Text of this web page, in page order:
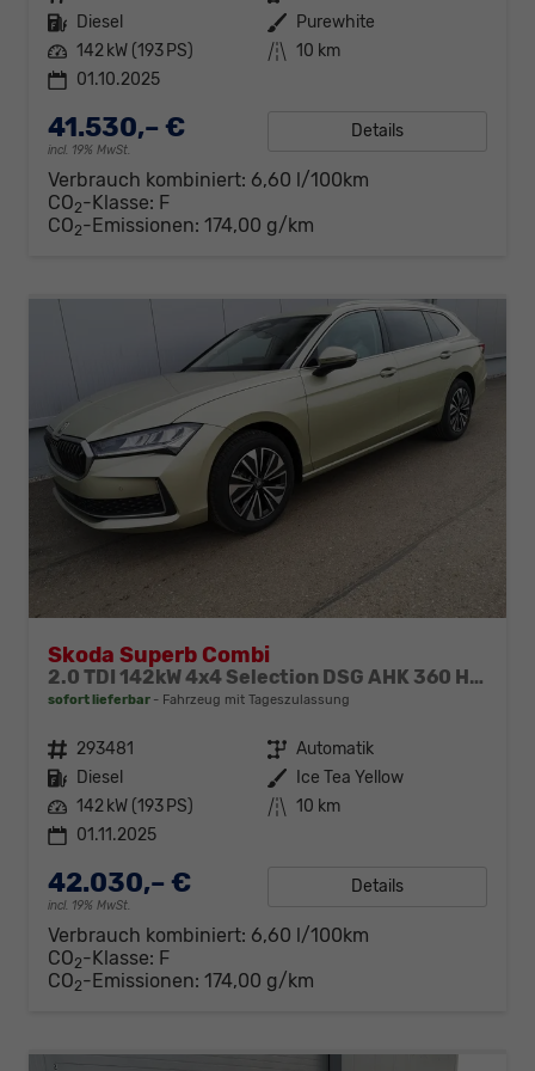
Kraftstoff Diesel Außenfarbe Purewhite
Leistung 142 kW (193 PS) Kilometerstand 10 km
01.10.2025
41.530,– €
incl. 19% MwSt.
Details
Verbrauch kombiniert: 6,60 l/100km
CO2-Klasse: F
CO2-Emissionen: 174,00 g/km
Skoda Superb Combi
2.0 TDI 142kW 4x4 Selection DSG AHK 360 Head Up
sofort lieferbar Fahrzeug mit Tageszulassung
Fahrzeugnr. 293481 Getriebe Automatik
Kraftstoff Diesel Außenfarbe
Ice Tea Yellow
Leistung 142 kW (193 PS) Kilometerstand 10 km
01.11.2025
42.030,– €
incl. 19% MwSt.
Details
Verbrauch kombiniert: 6,60 l/100km
CO2-Klasse: F
CO2-Emissionen: 174,00 g/km